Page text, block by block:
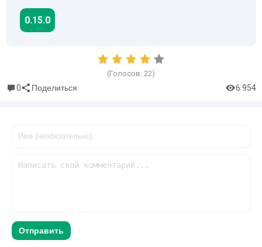
0.15.0
(Голосов: 22)
0 Поделиться 6 954
Отправить